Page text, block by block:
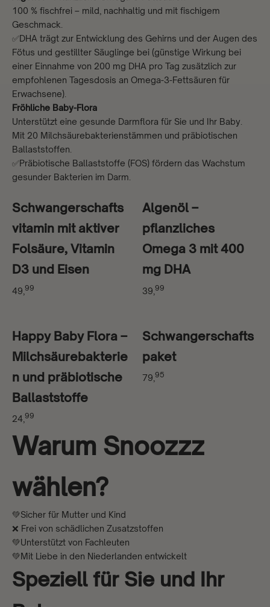
100 % fischfrei – mild, nachhaltig und mit fischigem
Geschmack.
✅DHA trägt zur Entwicklung des Gehirns und der Augen des
Fötus und gestillter Säuglinge bei (günstige Wirkung bei
einer Einnahme von 200 mg DHA pro Tag zusätzlich zur
empfohlenen Tagesdosis an Omega-3-Fettsäuren für
Erwachsene).
Fröhliche Baby-Flora
Unterstützt eine gesunde Darmflora für Sie und Ihr Baby.
Mit 20 Milchsäurebakterienstämmen und präbiotischen
Ballaststoffen.
✅Präbiotische Ballaststoffe (FOS) fördern das Wachstum
gesunder Bakterien im Darm.
Schwangerschafts
vitamin mit aktiver
Folsäure, Vitamin
D3 und Eisen
49, 99
Algenöl –
pflanzliches
Omega 3 mit 400
mg DHA
39, 99
Happy Baby Flora –
Milchsäurebakterie
n und präbiotische
Ballaststoffe
24, 99
Schwangerschafts
paket
79, 95
Warum Snoozzz
wählen?
💚Sicher für Mutter und Kind
❌ Frei von schädlichen Zusatzstoffen
💚Unterstützt von Fachleuten
💚Mit Liebe in den Niederlanden entwickelt
Speziell für Sie und Ihr